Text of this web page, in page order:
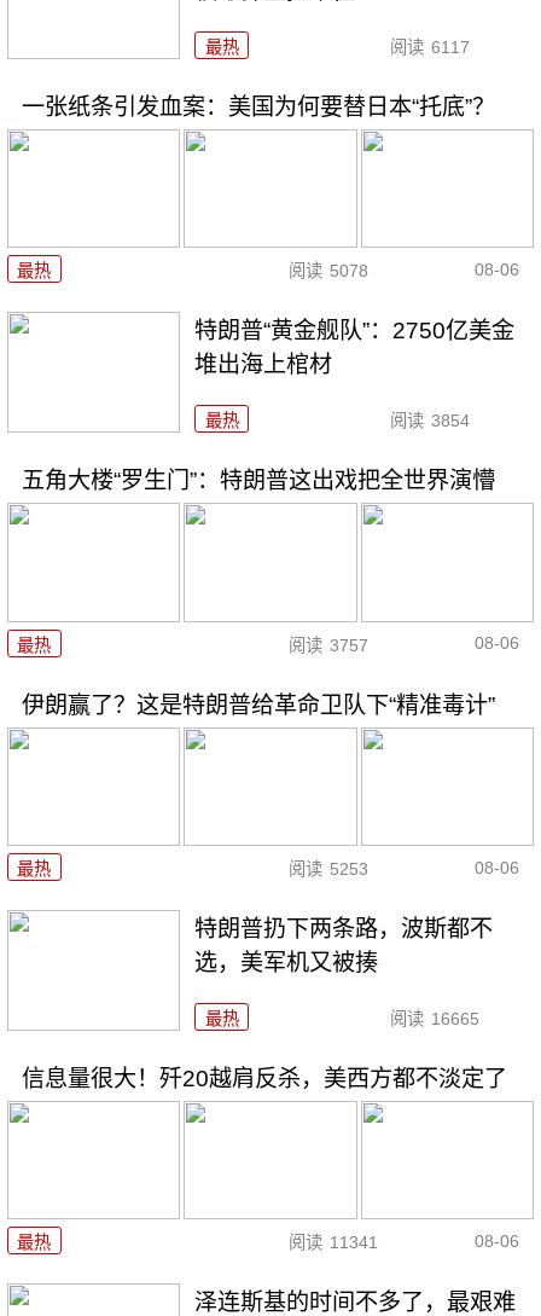
最热 阅读 6117
一张纸条引发血案：美国为何要替日本“托底”？
最热 阅读 5078 08-06
特朗普“黄金舰队”：2750亿美金
堆出海上棺材
最热 阅读 3854
五角大楼“罗生门”：特朗普这出戏把全世界演懵
最热 阅读 3757 08-06
伊朗赢了？这是特朗普给革命卫队下“精准毒计”
最热 阅读 5253 08-06
特朗普扔下两条路，波斯都不
选，美军机又被揍
最热 阅读 16665
信息量很大！歼20越肩反杀，美西方都不淡定了
最热 阅读 11341 08-06
泽连斯基的时间不多了，最艰难